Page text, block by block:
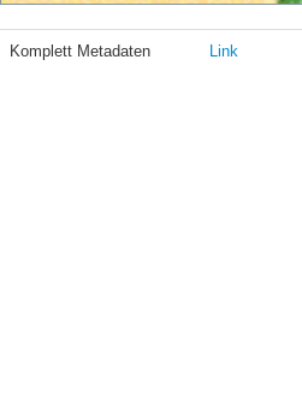
Komplett Metadaten Link